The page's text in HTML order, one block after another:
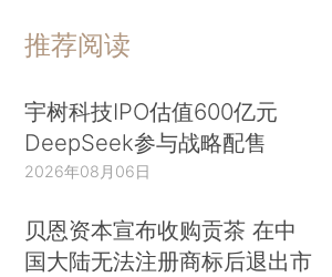
推荐阅读
宇树科技IPO估值600亿元
DeepSeek参与战略配售
2026年08月06日
贝恩资本宣布收购贡茶 在中
国大陆无法注册商标后退出市